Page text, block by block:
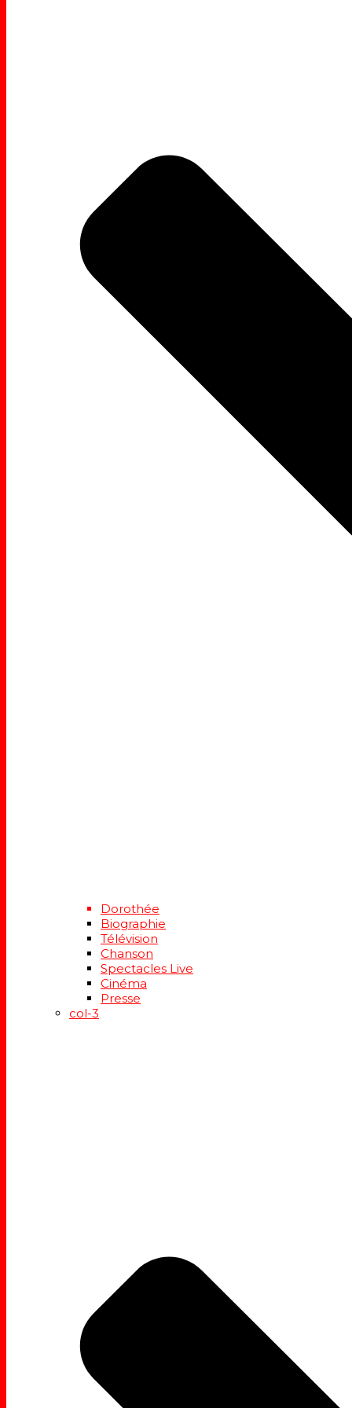
Dorothée
Biographie
Télévision
Chanson
Spectacles Live
Cinéma
Presse
col-3